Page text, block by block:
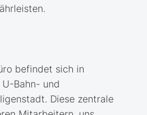
befindet sich in
Bahn- und
Diese zentrale